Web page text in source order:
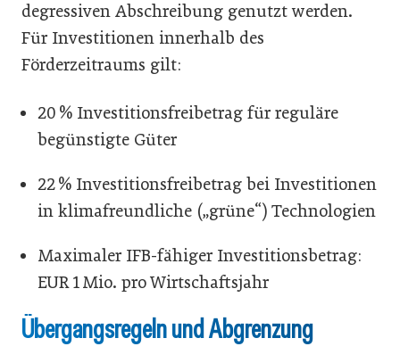
degressiven Abschreibung genutzt werden.
Für Investitionen innerhalb des
Förderzeitraums gilt:
20 % Investitionsfreibetrag für reguläre
begünstigte Güter
22 % Investitionsfreibetrag bei Investitionen
in klimafreundliche („grüne“) Technologien
Maximaler IFB-fähiger Investitionsbetrag:
EUR 1 Mio. pro Wirtschaftsjahr
Übergangsregeln und Abgrenzung